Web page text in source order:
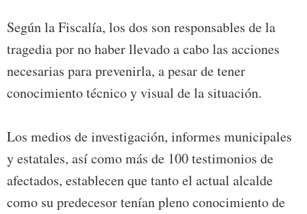
Según la Fiscalía, los dos son responsables de la
tragedia por no haber llevado a cabo las acciones
necesarias para prevenirla, a pesar de tener
conocimiento técnico y visual de la situación.
Los medios de investigación, informes municipales
y estatales, así como más de 100 testimonios de
afectados, establecen que tanto el actual alcalde
como su predecesor tenían pleno conocimiento de